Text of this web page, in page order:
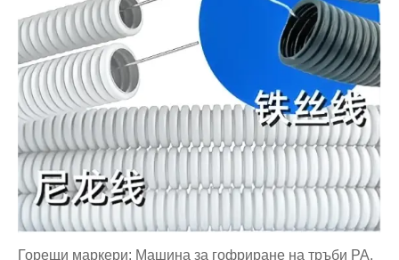
Горещи маркери: Машина за гофриране на тръби PA,